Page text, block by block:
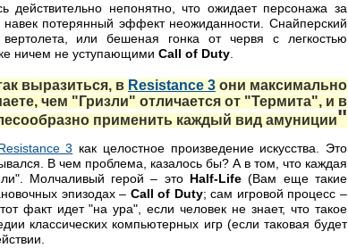
действительно непонятно, что ожидает персонажа за
потерянный эффект неожиданности. Снайперский
или бешеная гонка от червя с легкостью
ничем не уступающими Call of Duty.
выразиться, в Resistance 3 они максимально
чем "Гризли" отличается от "Термита", и в
применить каждый вид амуниции"
3 как целостное произведение искусства. Это
В чем проблема, казалось бы? А в том, что каждая
Молчаливый герой – это Half-Life (Вам еще такие
эпизодах – Call of Duty; сам игровой процесс –
факт идет "на ура", если человек не знает, что такое
классических компьютерных игр (если таковая будет